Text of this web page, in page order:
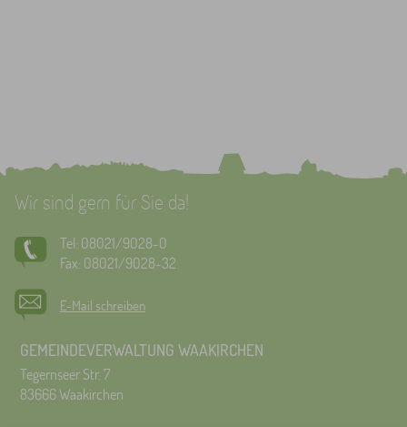
Wir sind gern für Sie da!
Tel: 08021/9028-0
Fax: 08021/9028-32
E-Mail schreiben
GEMEINDEVERWALTUNG WAAKIRCHEN
Tegernseer Str. 7
83666 Waakirchen